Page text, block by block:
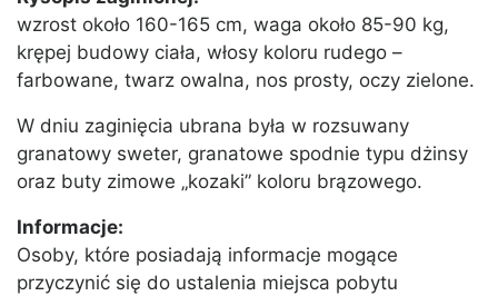
wzrost około 160-165 cm, waga około 85-90 kg,
krępej budowy ciała, włosy koloru rudego –
farbowane, twarz owalna, nos prosty, oczy zielone.
W dniu zaginięcia ubrana była w rozsuwany
granatowy sweter, granatowe spodnie typu dżinsy
oraz buty zimowe „kozaki” koloru brązowego.
Informacje:
Osoby, które posiadają informacje mogące
przyczynić się do ustalenia miejsca pobytu